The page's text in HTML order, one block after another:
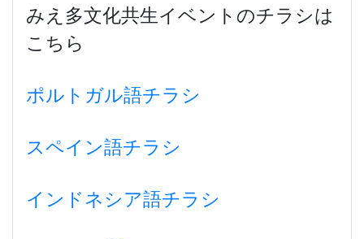
みえ多文化共生イベントのチラシは
こちら
ポルトガル語チラシ
スペイン語チラシ
インドネシア語チラシ